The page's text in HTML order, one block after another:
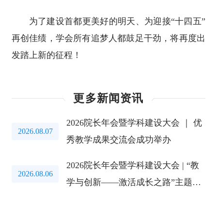
为了建设首都更美好的明天、为迎接“十四五”
再创佳绩，学会所有追梦人都鼓足干劲，将再度出
发踏上新的征程！
更多新闻资讯
2026.08.07
2026院长年会暨学科建设大会 ｜ 优
秀教学成果交流会成功举办
2026.08.06
2026院长年会暨学科建设大会 | “教
学与创新——激活成长之路”主题教